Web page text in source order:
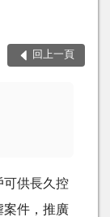
回上一頁
可供長久控
案件，推廣